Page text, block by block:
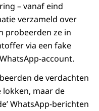
– vanaf eind
verzameld over
probeerden ze in
via een fake
account.
de verdachten
maar de
WhatsApp-berichten